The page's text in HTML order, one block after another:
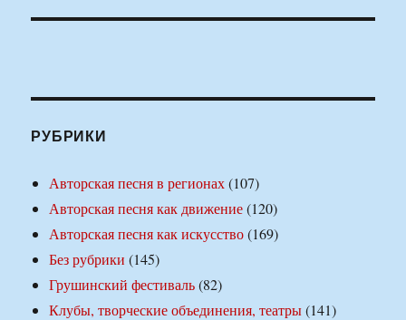
РУБРИКИ
Авторская песня в регионах(107)
Авторская песня как движение(120)
Авторская песня как искусство(169)
Без рубрики (145)
Грушинский фестиваль(82)
Клубы, творческие объединения, театры(141)